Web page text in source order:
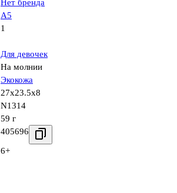
Нет бренда
А5
1
Для девочек
На молнии
Экокожа
27x23.5x8
N1314
59 г
405696
6+